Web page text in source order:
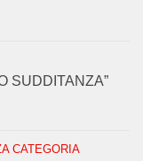
SUDDITANZA”
CATEGORIA